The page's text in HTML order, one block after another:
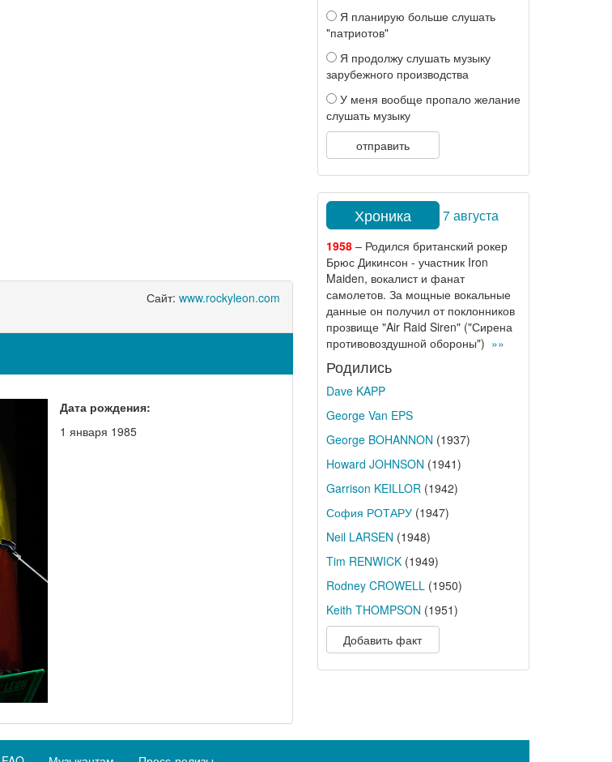
Сайт: www.rockyleon.com
Дата рождения:
1 января 1985
Я планирую больше слушать
"патриотов"
Я продолжу слушать музыку
зарубежного производства
У меня вообще пропало желание
слушать музыку
отправить
Хроника 7 августа
1958– Родился британский рокер
Брюс Дикинсон - участник Iron
Maiden, вокалист и фанат
самолетов. За мощные вокальные
данные он получил от поклонников
прозвище "Air Raid Siren" ("Сирена
противовоздушной обороны") »»
Родились
Dave KAPP
George Van EPS
George BOHANNON (1937)
Howard JOHNSON (1941)
Garrison KEILLOR(1942)
София РОТАРУ(1947)
Neil LARSEN (1948)
Tim RENWICK(1949)
Rodney CROWELL(1950)
Keith THOMPSON (1951)
Добавить факт